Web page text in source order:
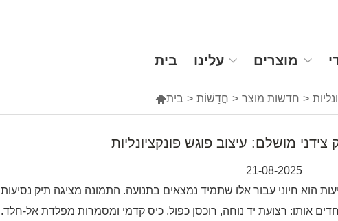
בית עלינו מוצרים
בית > חֲדָשׁוֹת > חדשות מוצר >
מושלם: עיצוב פוגש פונקציונליות
21-08-2025
הוא חיוני עבור אלו שתמיד נמצאים בתנועה. התמונה מציגה תיק נסיעות
אותו: רצועת יד נוחה, רוכסן כפול, כיס קדמי ומסמרות מפלדת אל-חלד.